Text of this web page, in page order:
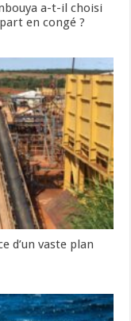
a-t-il choisi
en congé ?
d’un vaste plan